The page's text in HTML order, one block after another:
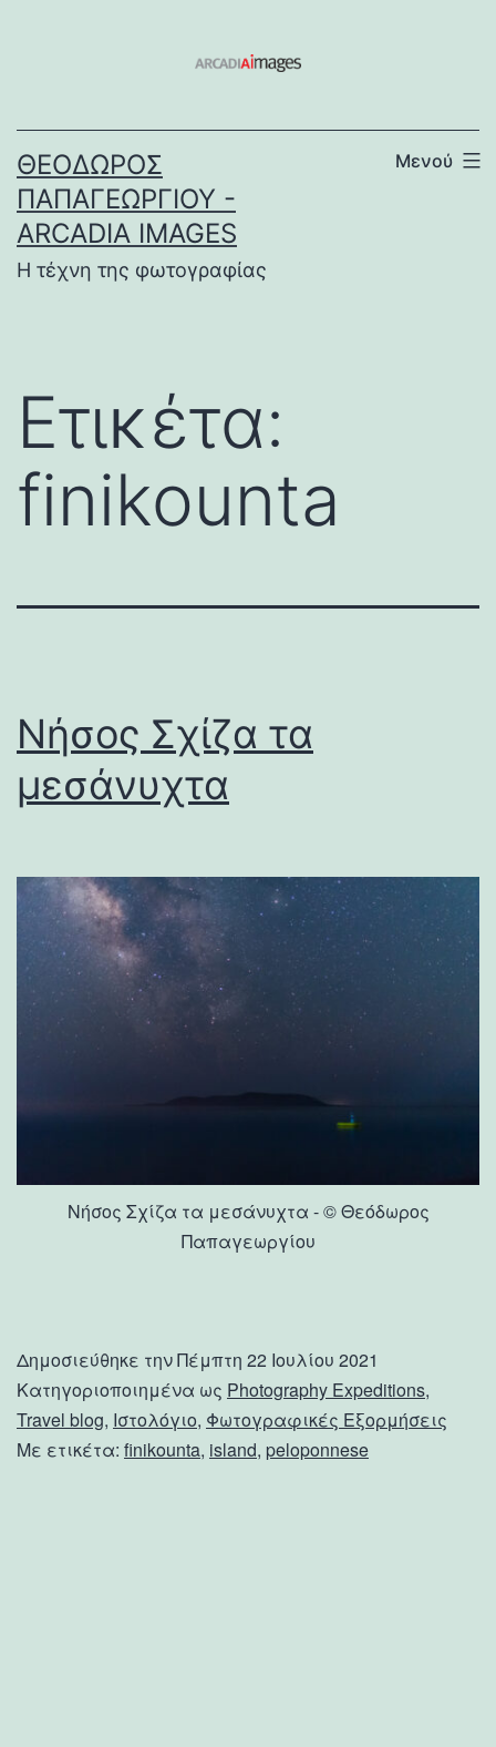
ΘΕΌΔΩΡΟΣ
ΠΑΠΑΓΕΩΡΓΊΟΥ -
ARCADIA IMAGES
Η τέχνη της φωτογραφίας
Μενού
Ετικέτα:
finikounta
Νήσος Σχίζα τα
μεσάνυχτα
Νήσος Σχίζα τα μεσάνυχτα - © Θεόδωρος
Παπαγεωργίου
Δημοσιεύθηκε τηνΠέμπτη 22 Ιουλίου 2021
Κατηγοριοποιημένα ως Photography Expeditions,
Travel blog, Ιστολόγιο, Φωτογραφικές Εξορμήσεις
Με ετικέτα: finikounta, island, peloponnese